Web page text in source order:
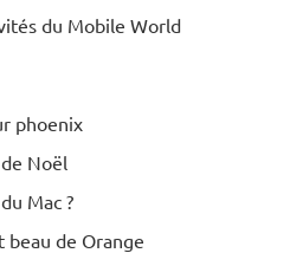
du Mobile World
phoenix
de Noël
Mac ?
de Orange